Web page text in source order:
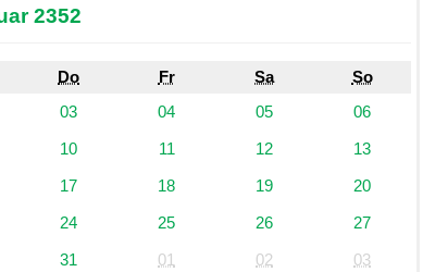
2352
Do Fr Sa
So
03 04 05
06
10 11 12
13
17 18 19
20
24 25 26
27
31 01 02 03